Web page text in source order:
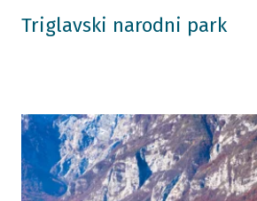
Triglavski narodni park